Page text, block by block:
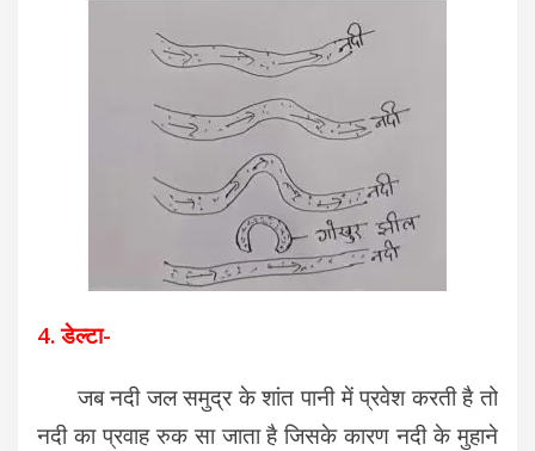
4. डेल्टा-
जब नदी जल समुद्र के शांत पानी में प्रवेश करती है तो
नदी का प्रवाह रुक सा जाता है जिसके कारण नदी के मुहाने